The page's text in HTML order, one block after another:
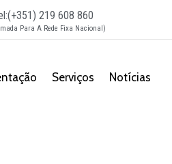
219 608 860
Para A Rede Fixa Nacional)
Serviços Notícias